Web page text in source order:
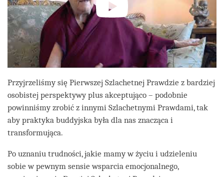
Przyjrzeliśmy się Pierwszej Szlachetnej Prawdzie z bardziej
osobistej perspektywy plus akceptująco – podobnie
powinniśmy zrobić z innymi Szlachetnymi Prawdami, tak
aby praktyka buddyjska była dla nas znacząca i
transformująca.
Po uznaniu trudności, jakie mamy w życiu i udzieleniu
sobie w pewnym sensie wsparcia emocjonalnego,